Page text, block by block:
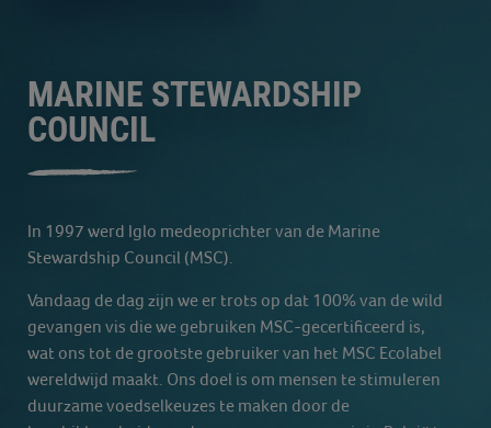
MARINE STEWARDSHIP
COUNCIL
In 1997 werd Iglo medeoprichter van de Marine
Stewardship Council (MSC).
Vandaag de dag zijn we er trots op dat 100% van de wild
gevangen vis die we gebruiken MSC-gecertificeerd is,
wat ons tot de grootste gebruiker van het MSC Ecolabel
wereldwijd maakt. Ons doel is om mensen te stimuleren
duurzame voedselkeuzes te maken door de